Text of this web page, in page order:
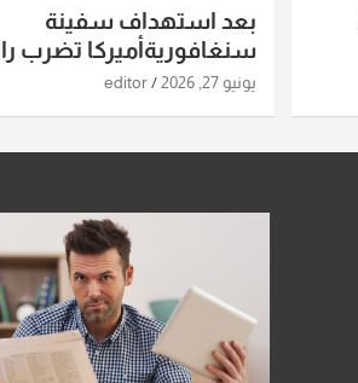
بعد استهداف سفينة
سنغافوريةأميركا تضرب
ومواقع صواريخ ومسيرات
يونيو 27, 2026 editor